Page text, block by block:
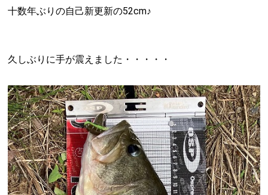
十数年ぶりの自己新更新の52cm♪
久しぶりに手が震えました・・・・・